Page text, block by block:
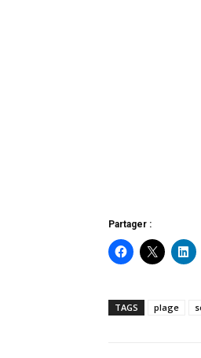
Partager :
TAGS plage